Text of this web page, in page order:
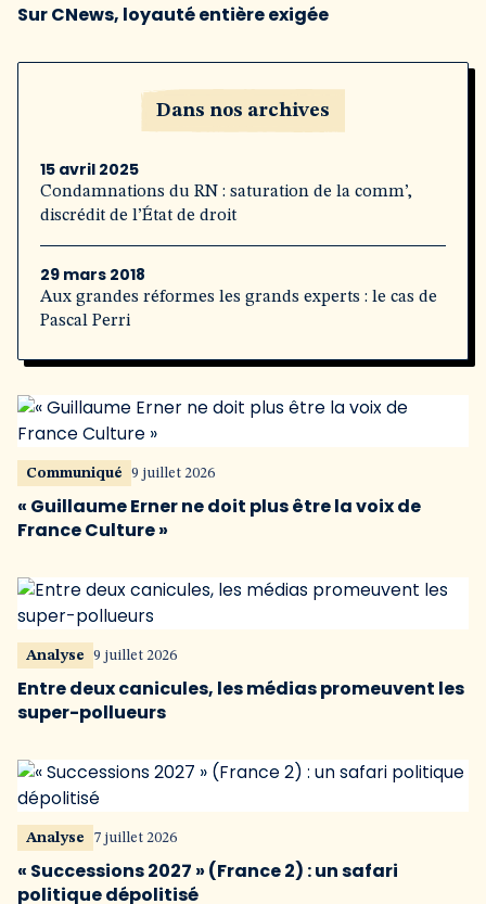
Sur CNews, loyauté entière exigée
Dans nos archives
15 avril 2025
Condamnations du RN : saturation de la comm’,
discrédit de l’État de droit
29 mars 2018
Aux grandes réformes les grands experts : le cas de
Pascal Perri
Communiqué 9 juillet 2026
« Guillaume Erner ne doit plus être la voix de
France Culture »
Analyse 9 juillet 2026
Entre deux canicules, les médias promeuvent les
super-pollueurs
Analyse 7 juillet 2026
« Successions 2027 » (France 2) : un safari
politique dépolitisé